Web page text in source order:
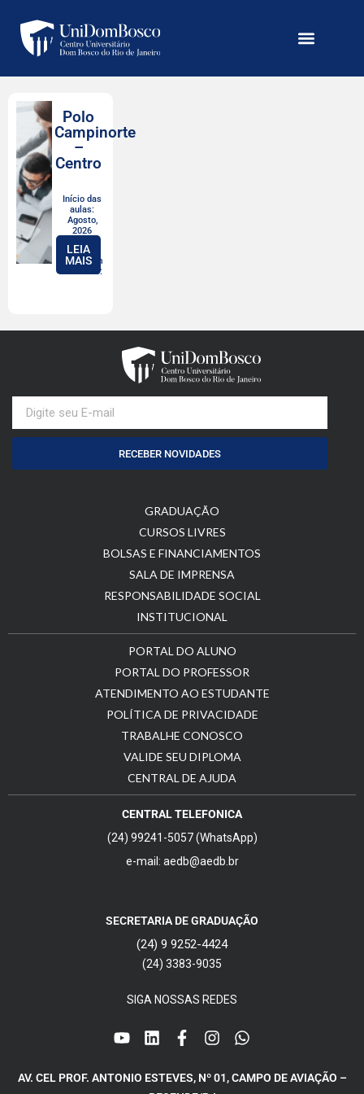
Polo
Campinorte
–
Centro
Início das
aulas:
Agosto,
2026
Valor com
desconto:
LEIA
MAIS
RECEBER NOVIDADES
GRADUAÇÃO
CURSOS LIVRES
BOLSAS E FINANCIAMENTOS
SALA DE IMPRENSA
RESPONSABILIDADE SOCIAL
INSTITUCIONAL
PORTAL DO ALUNO
PORTAL DO PROFESSOR
ATENDIMENTO AO ESTUDANTE
POLÍTICA DE PRIVACIDADE
TRABALHE CONOSCO
VALIDE SEU DIPLOMA
CENTRAL DE AJUDA
CENTRAL TELEFONICA
(24) 99241-5057 (WhatsApp)
e-mail: aedb@aedb.br
SECRETARIA DE GRADUAÇÃO
(24) 9 9252-4424
(24) 3383-9035
SIGA NOSSAS REDES
AV. CEL PROF. ANTONIO ESTEVES, Nº 01, CAMPO DE AVIAÇÃO –